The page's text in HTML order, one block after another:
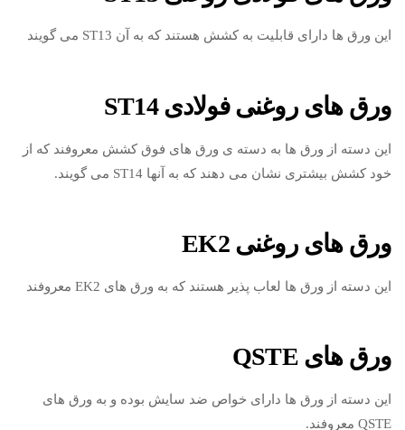
این ورق ها دارای قابلیت به کشش هستند که به آن ST13 می گویند
ورق های روغنی فولادی ST14
این دسته از ورق ها به دسته ی ورق های فوق کشش معروفند که از
خود کشش بیشتری نشان می دهند که به آنها ST14 می گویند.
ورق های روغنی EK2
این دسته از ورق ها لعاب پذیر هستند که به ورق های EK2 معروفند
ورق های QSTE
این دسته از ورق ها دارای خواص ضد سایش بوده و به ورق های
QSTE معروفند.